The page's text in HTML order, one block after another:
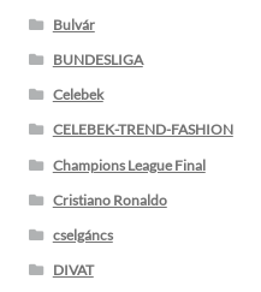
Bulvár
BUNDESLIGA
Celebek
CELEBEK-TREND-FASHION
Champions League Final
Cristiano Ronaldo
cselgáncs
DIVAT